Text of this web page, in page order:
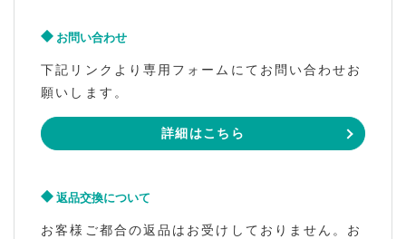
お問い合わせ
下記リンクより専用フォームにてお問い合わせお
願いします。
詳細はこちら
返品交換について
お客様ご都合の返品はお受けしておりません。お